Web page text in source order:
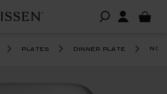
plates dinner plate